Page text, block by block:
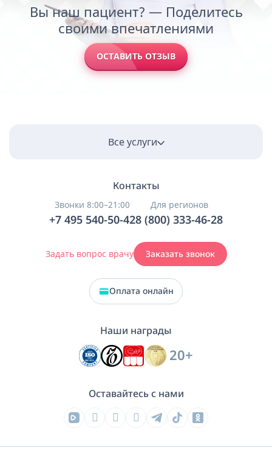
Вы наш пациент? — Поделитесь
своими впечатлениями
ОСТАВИТЬ ОТЗЫВ
Все услуги
Контакты
Звонки 8:00–21:00
+7 495 540-50-42
Для регионов
8 (800) 333-46-28
Задать вопрос врачу Заказать звонок
Оплата онлайн
Наши награды
20+
Оставайтесь с нами